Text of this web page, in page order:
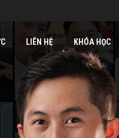
LIÊN HỆ KHÓA HỌC